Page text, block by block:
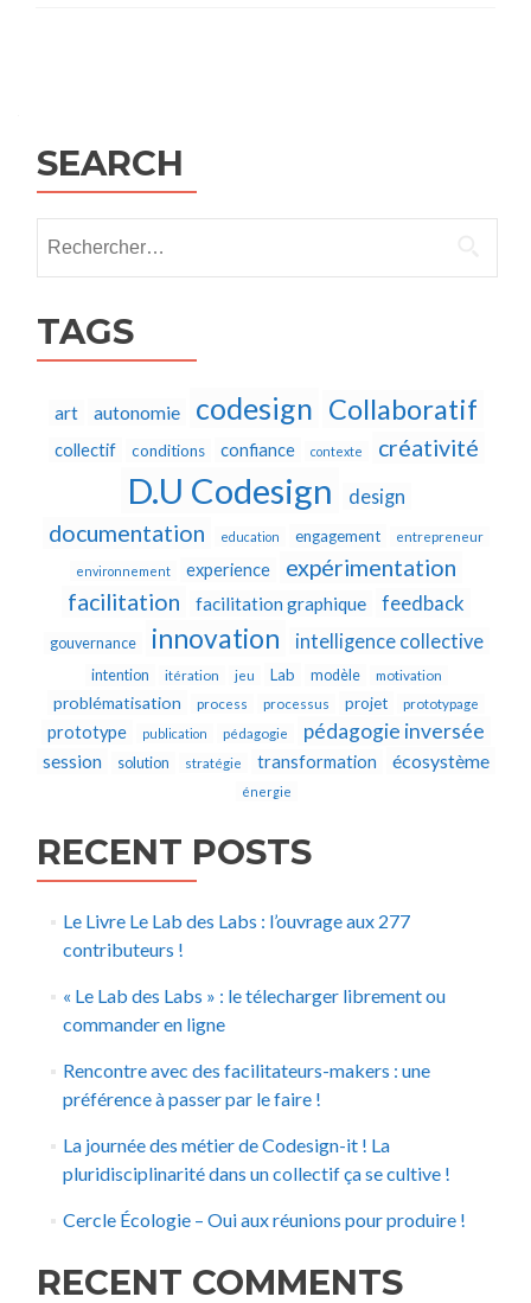
SEARCH
TAGS
art autonomie codesign Collaboratif
collectif conditions confiance contexte créativité
D.U Codesign design
documentation education engagement entrepreneur
environnement experience
expérimentation
facilitation
facilitation graphique feedback
gouvernance innovation intelligence collective
intention itération jeu Lab modèle motivation
problématisation process processus projet prototypage
prototype publication pédagogie pédagogie inversée
session solution stratégie transformation écosystème
énergie
RECENT POSTS
Le Livre Le Lab des Labs : l’ouvrage aux 277
contributeurs !
« Le Lab des Labs » : le télecharger librement ou
commander en ligne
Rencontre avec des facilitateurs-makers : une
préférence à passer par le faire !
La journée des métier de Codesign-it ! La
pluridisciplinarité dans un collectif ça se cultive !
Cercle Écologie – Oui aux réunions pour produire !
RECENT COMMENTS